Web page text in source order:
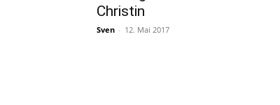
Christin
Sven - 12. Mai 2017